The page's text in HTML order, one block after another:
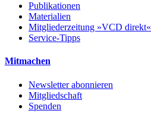
Publikationen
Materialien
Mitgliederzeitung »VCD direkt«
Service-Tipps
Mitmachen
Newsletter abonnieren
Mitgliedschaft
Spenden